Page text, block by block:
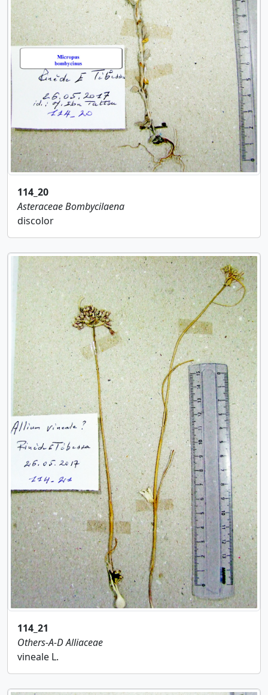
114_20
AsteraceaeBombycilaena
discolor
114_21
Others-A-DAlliaceae
vineale L.